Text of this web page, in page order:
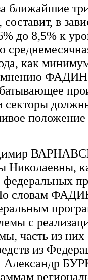
ближайшие
в
до 8,5% к
как
мнению
Николаевны,
федеральных
По словам
с
часть из них
из
Александр